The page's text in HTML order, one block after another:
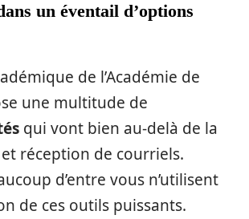
un éventail d’options
de l’Académie de
une multitude de
qui vont bien au-delà de la
réception de courriels.
d’entre vous n’utilisent
de ces outils puissants.